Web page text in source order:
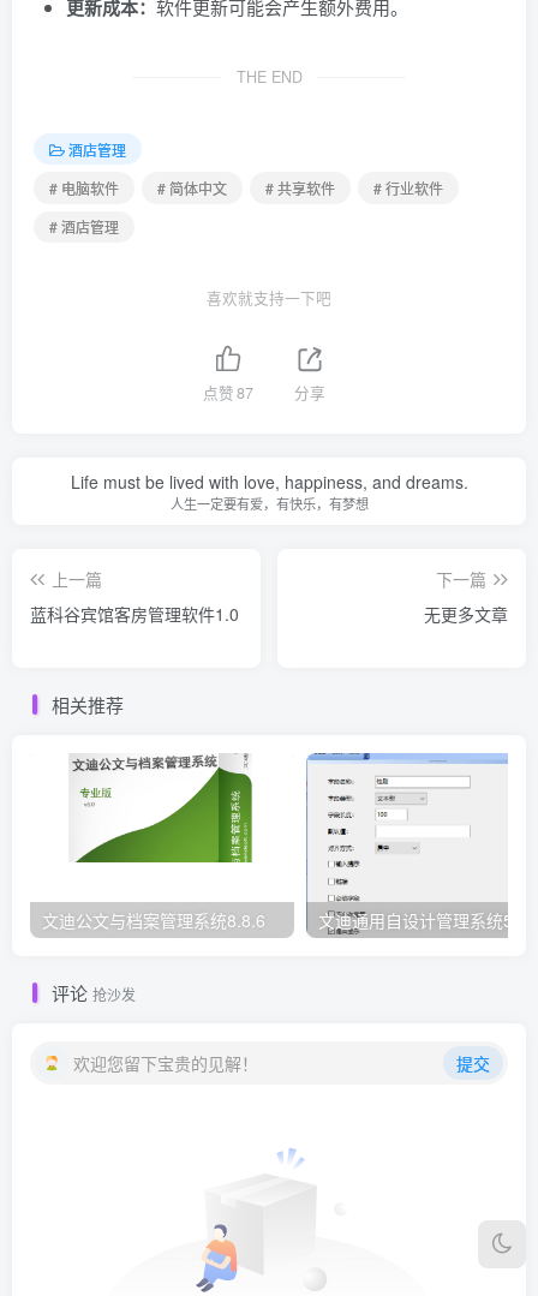
更新成本： 软件更新可能会产生额外费用。
THE END
酒店管理
# 电脑软件
# 简体中文 # 共享软件
# 行业软件
# 酒店管理
喜欢就支持一下吧
点赞87 分享
Life must be lived with love, happiness, and dreams.
人生一定要有爱，有快乐，有梦想
上一篇
蓝科谷宾馆客房管理软件1.0
下一篇
无更多文章
相关推荐
文迪公文与档案管理系统8.8.6 文迪通用自设计管理系统
评论 抢沙发
欢迎您留下宝贵的见解！ 提交